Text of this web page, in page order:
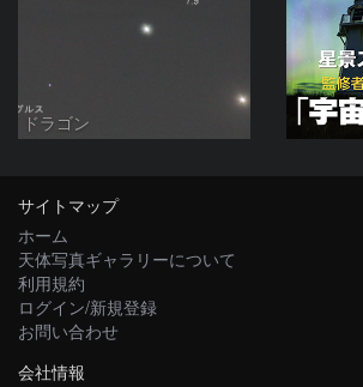
ドラゴン
サイトマップ
ホーム
天体写真ギャラリーについて
利用規約
ログイン/新規登録
お問い合わせ
会社情報